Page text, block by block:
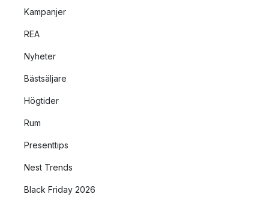
Kampanjer
REA
Nyheter
Bästsäljare
Högtider
Rum
Presenttips
Nest Trends
Black Friday 2026